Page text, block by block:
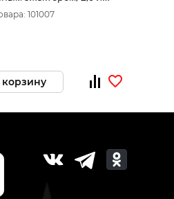
40652-
101007
корзину